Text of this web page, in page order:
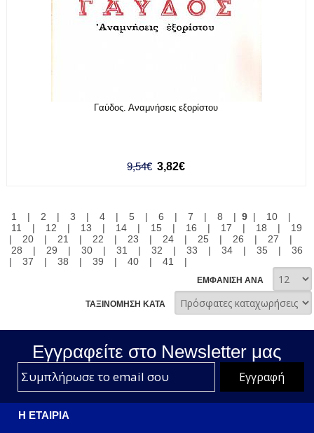
Γαύδος. Αναμνήσεις εξορίστου
9,54€ 3,82€
1 | 2 | 3 | 4 | 5 | 6 | 7 | 8 | 9| 10
|
11
| 12 | 13 | 14 | 15 | 16 | 17 | 18 |
19
|
20 | 21 | 22 | 23 | 24 | 25 | 26 | 27
|
28
| 29 | 30 | 31 | 32 | 33 | 34 | 35 |
36
|
37 | 38 | 39 | 40 | 41 |
ΕΜΦΑΝΙΣΗ ΑΝΑ
ΤΑΞΙΝΟΜΗΣΗ ΚΑΤΑ
Εγγραφείτε στο Νewsletter μας
Η ΕΤΑΙΡΙΑ